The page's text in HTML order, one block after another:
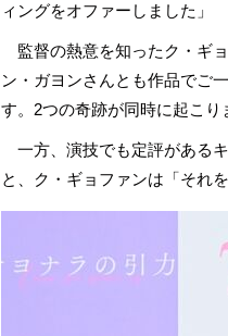
ィングをオファーしました」
監督の熱意を知ったク・ギ
ン・ガヨンさんとも作品でご
す。2つの奇跡が同時に起こり
一方、演技でも定評がある
と、ク・ギョファンは「それ